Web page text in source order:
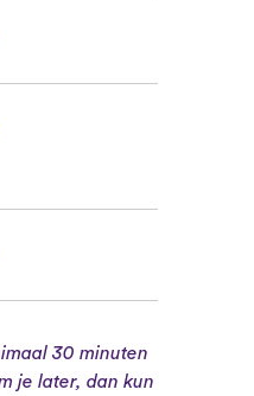
30 minuten
je later, dan kun